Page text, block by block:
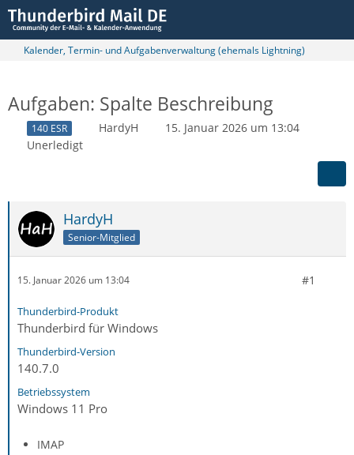
Kalender, Termin- und Aufgabenverwaltung (ehemals Lightning)
Aufgaben: Spalte Beschreibung
140 ESR HardyH
15. Januar 2026 um 13:04
Unerledigt
HardyH
Senior-Mitglied
15. Januar 2026 um 13:04 #1
Thunderbird-Produkt
Thunderbird für Windows
Thunderbird-Version
140.7.0
Betriebssystem
Windows 11 Pro
IMAP